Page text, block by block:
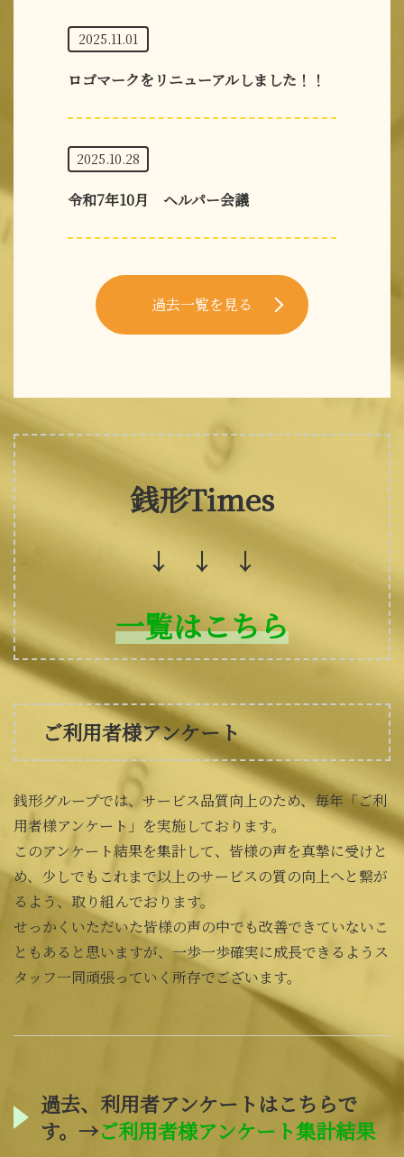
2025.11.01
ロゴマークをリニューアルしました！！
2025.10.28
令和7年10月 ヘルパー会議
過去一覧を見る
銭形Times
↓ ↓ ↓
一覧はこちら
ご利用者様アンケート
銭形グループでは、サービス品質向上のため、毎年「ご利
用者様アンケート」を実施しております。
このアンケート結果を集計して、皆様の声を真摯に受けと
め、少しでもこれまで以上のサービスの質の向上へと繋が
るよう、取り組んでおります。
せっかくいただいた皆様の声の中でも改善できていないこ
ともあると思いますが、一歩一歩確実に成長できるようス
タッフ一同頑張っていく所存でございます。
過去、利用者アンケートはこちらで
す。→ご利用者様アンケート集計結果